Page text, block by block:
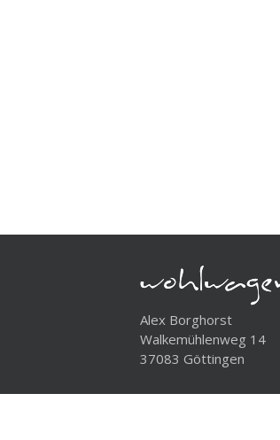
Alex Borghorst
Walkemühlenweg 14
37083 Göttingen